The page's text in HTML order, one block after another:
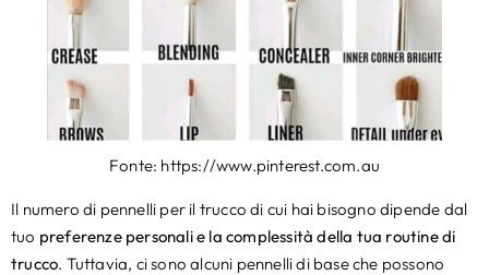
Fonte: https://www.pinterest.com.au
Il numero di pennelli per il trucco di cui hai bisogno dipende dal
tuo preferenze personali e la complessità della tua routine di
trucco. Tuttavia, ci sono alcuni pennelli di base che possono